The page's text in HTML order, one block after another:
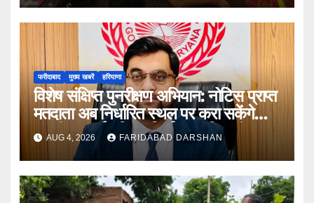
फरीदाबाद मुख्य खबरें हरियाणा
विशेष संक्षिप्त पुनरीक्षण अभियान: नोटिस प्राप्त
मतदाता अब निर्धारित स्थल पर करा सकेंगे
अपनी सुनवाई : जिला निर्वाचन अधिकारी आयुष
सिन्हा
AUG 4, 2026 FARIDABAD DARSHAN